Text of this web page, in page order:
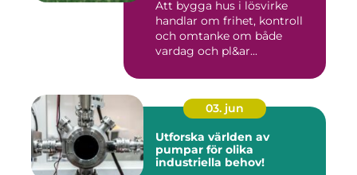
Att bygga hus i lösvirke
handlar om frihet, kontroll
och omtanke om både
vardag och pl&ar...
03. jun
Utforska världen av
pumpar för olika
industriella behov!